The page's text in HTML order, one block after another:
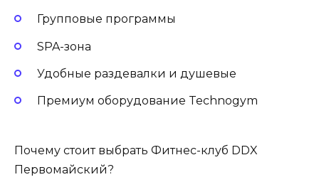
Групповые программы
SPA-зона
Удобные раздевалки и душевые
Премиум оборудование Technogym
Почему стоит выбрать Фитнес-клуб DDX
Первомайский?